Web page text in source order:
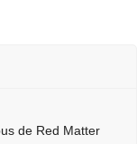
de Red Matter